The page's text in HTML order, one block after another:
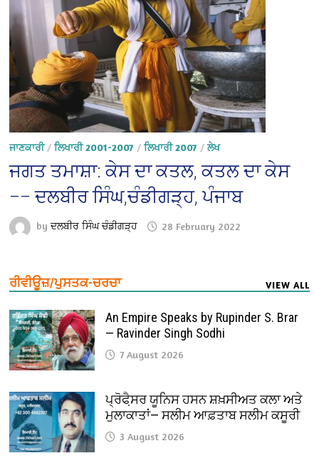
ਜਾਣਕਾਰੀ/ਲਿਖਾਰੀ 2001-2007 /ਲਿਖਾਰੀ 2007 /ਲੇਖ
ਜਗਤ ਤਮਾਸ਼ਾ: ਕੇਸ ਦਾ ਕਤਲ, ਕਤਲ ਦਾ ਕੇਸ
–– ਦਲਬੀਰ ਸਿੰਘ,ਚੰਡੀਗੜ੍ਹ, ਪੰਜਾਬ
byਦਲਬੀਰ ਸਿੰਘ ਚੰਡੀਗੜ੍ਹ 28 February 2022
ਰੀਵੀਊਜ਼/ਪੁਸਤਕ-ਚਰਚਾ VIEW ALL
An Empire Speaks by Rupinder S. Brar
— Ravinder Singh Sodhi
7 August 2026
ਪ੍ਰੋਫੈ਼ਸਰ ਯੂਨਿਸ ਹਸਨ ਸ਼ਖ਼ਸੀਅਤ ਕਲਾ ਅਤੇ
ਮੁਲਾਕਾਤਾਂ— ਸਲੀਮ ਆਫ਼ਤਾਬ ਸਲੀਮ ਕਸੂਰੀ
3 August 2026